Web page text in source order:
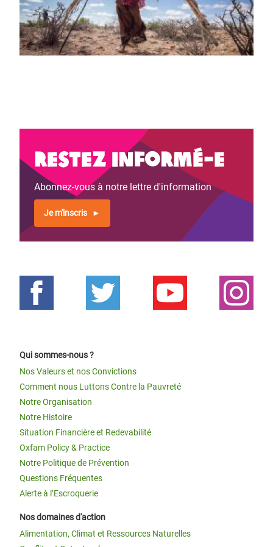
Restez informé-e
Abonnez-vous à notre lettre d'information
Je m'inscris
Qui sommes-nous ?
Nos Valeurs et nos Convictions
Comment nous Luttons Contre la Pauvreté
Notre Organisation
Notre Histoire
Situation Financière et Redevabilité
Oxfam Policy & Practice
Notre Politique de Prévention
Questions Fréquentes
Alerte à l’Escroquerie
Nos domaines d'action
Alimentation, Climat et Ressources Naturelles